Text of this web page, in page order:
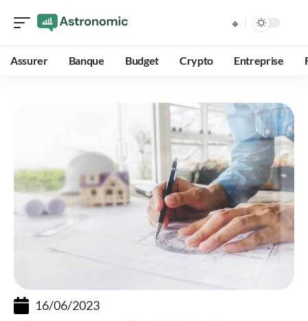
Assurer Banque Budget Crypto Entreprise
16/06/2023